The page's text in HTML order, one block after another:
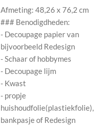
Afmeting: 48,26 x 76,2 cm
### Benodigdheden:
- Decoupage papier van
bijvoorbeeld Redesign
- Schaar of hobbymes
- Decoupage lijm
- Kwast
- propje
huishoudfolie(plastiekfolie),
bankpasje of Redesign